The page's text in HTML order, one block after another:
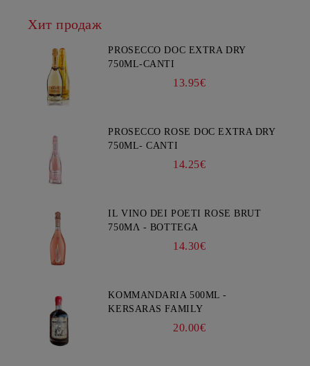
Хит продаж
PROSECCO DOC EXTRA DRY
750ML-CANTI
13.95€
PROSECCO ROSE DOC EXTRA DRY
750ML- CANTI
14.25€
IL VINO DEI POETI ROSE BRUT
750ΜΛ - BOTTEGA
14.30€
KOMMANDARIA 500ML -
KERSARAS FAMILY
20.00€